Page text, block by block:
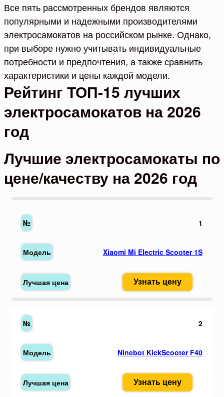
Все пять рассмотренных брендов являются
популярными и надежными производителями
электросамокатов на российском рынке. Однако,
при выборе нужно учитывать индивидуальные
потребности и предпочтения, а также сравнить
характеристики и цены каждой модели.
Рейтинг ТОП-15 лучших
электросамокатов на 2026
год
Лучшие электросамокаты по
цене/качеству на 2026 год
1
Xiaomi Mi Electric Scooter 1S
Узнать цену
2
Ninebot KickScooter F40
Узнать цену